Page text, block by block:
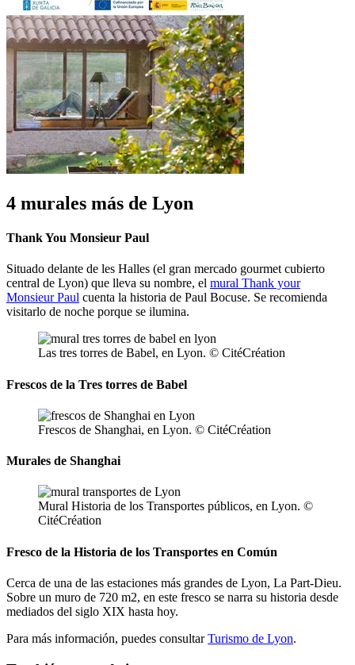
4 murales más de Lyon
Thank You Monsieur Paul
Situado delante de les Halles (el gran mercado gourmet cubierto
central de Lyon) que lleva su nombre, el mural Thank your
Monsieur Paul cuenta la historia de Paul Bocuse. Se recomienda
visitarlo de noche porque se ilumina.
Las tres torres de Babel, en Lyon. © CitéCréation
Frescos de la Tres torres de Babel
Frescos de Shanghai, en Lyon. © CitéCréation
Murales de Shanghai
Mural Historia de los Transportes públicos, en Lyon. ©
CitéCréation
Fresco de la Historia de los Transportes en Común
Cerca de una de las estaciones más grandes de Lyon, La Part-Dieu.
Sobre un muro de 720 m2, en este fresco se narra su historia desde
mediados del siglo XIX hasta hoy.
Para más información, puedes consultarTurismo de Lyon.